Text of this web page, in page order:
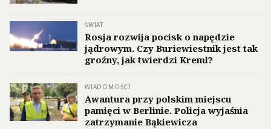
ŚWIAT
Rosja rozwija pocisk o napędzie
jądrowym. Czy Buriewiestnik jest tak
groźny, jak twierdzi Kreml?
WIADOMOŚCI
Awantura przy polskim miejscu
pamięci w Berlinie. Policja wyjaśnia
zatrzymanie Bąkiewicza